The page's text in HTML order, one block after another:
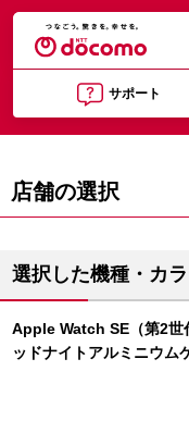
サポート
店舗の選択
選択した機種・カ
Apple Watch SE（第2世
ッドナイトアルミニウム